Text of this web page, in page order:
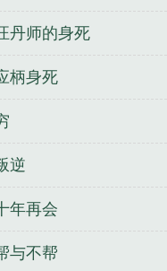
丹师的身死
柄身死
逆
年再会
与不帮